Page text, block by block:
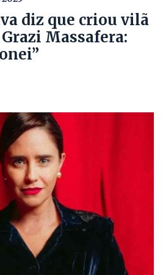
diz que criou vilã
Massafera: